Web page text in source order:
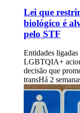
Lei que
biológico é
pelo STF
Entidades
LGBTQIA+
decisão que
transHá 2